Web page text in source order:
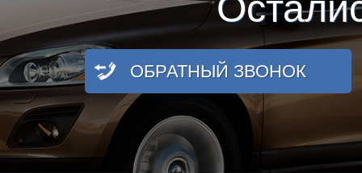
ОБРАТНЫЙ ЗВОНОК